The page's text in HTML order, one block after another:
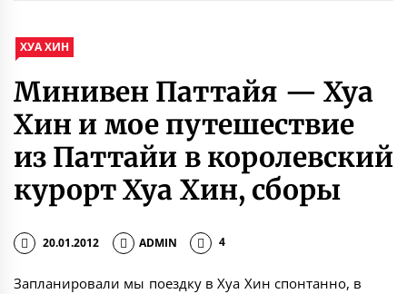
ХУА ХИН
Минивен Паттайя — Хуа
Хин и мое путешествие
из Паттайи в королевский
курорт Хуа Хин, сборы
20.01.2012 ADMIN 4
Запланировали мы поездку в Хуа Хин спонтанно, в